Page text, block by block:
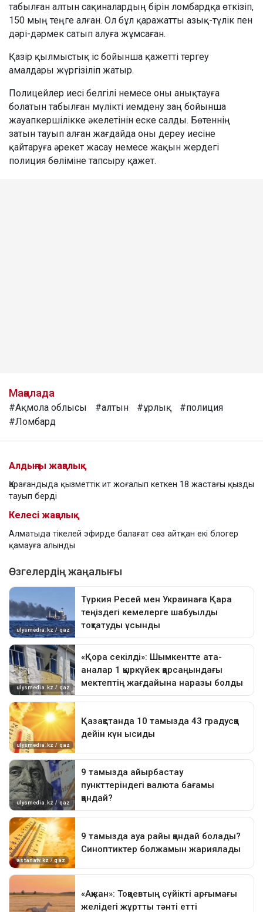
табылған алтын сақиналардың бірін ломбардқа өткізіп,
150 мың теңге алған. Ол бұл қаражатты азық-түлік пен
дәрі-дәрмек сатып алуға жұмсаған.
Қазір қылмыстық іс бойынша қажетті тергеу
амалдары жүргізіліп жатыр.
Полицейлер иесі белгілі немесе оны анықтауға
болатын табылған мүлікті иемдену заң бойынша
жауапкершілікке әкелетінін еске салды. Бөтеннің
затын тауып алған жағдайда оны дереу иесіне
қайтаруға әрекет жасау немесе жақын жердегі
полиция бөліміне тапсыру қажет.
Мақалада
#Ақмола облысы #алтын #ұрлық
#полиция
#Ломбард
Алдыңғы жаңалық
Қарағандыда қызметтік ит жоғалып кеткен 18 жастағы қызды
тауып берді
Келесі жаңалық
Алматыда тікелей эфирде балағат сөз айтқан екі блогер
қамауға алынды